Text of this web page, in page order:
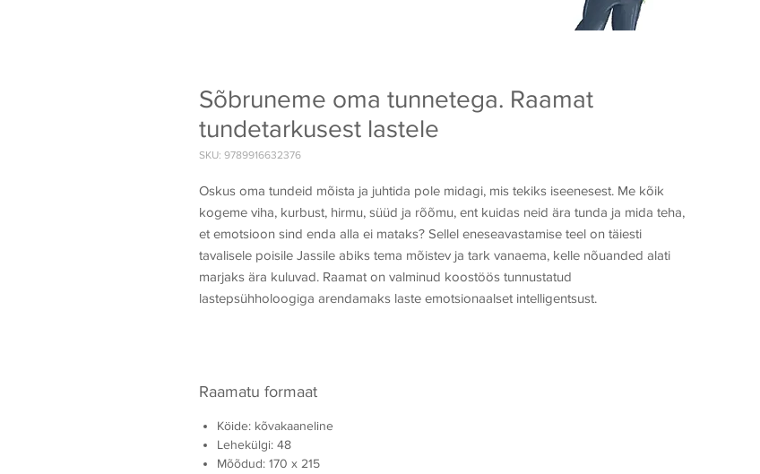
Sõbruneme oma tunnetega. Raamat
tundetarkusest lastele
SKU: 9789916632376
Oskus oma tundeid mõista ja juhtida pole midagi, mis tekiks iseenesest. Me kõik
kogeme viha, kurbust, hirmu, süüd ja rõõmu, ent kuidas neid ära tunda ja mida teha,
et emotsioon sind enda alla ei mataks? Sellel eneseavastamise teel on täiesti
tavalisele poisile Jassile abiks tema mõistev ja tark vanaema, kelle nõuanded alati
marjaks ära kuluvad. Raamat on valminud koostöös tunnustatud
lastepsühholoogiga arendamaks laste emotsionaalset intelligentsust.
Raamatu formaat
Köide: kõvakaaneline
Lehekülgi: 48
Mõõdud: 170 x 215